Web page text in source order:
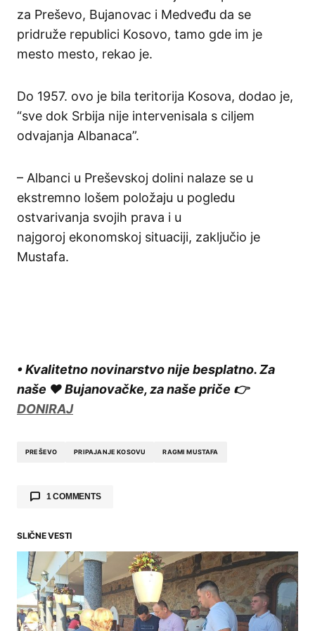
za Preševo, Bujanovac i Medveđu da se
pridruže republici Kosovo, tamo gde im je
mesto mesto, rekao je.
Do 1957. ovo je bila teritorija Kosova, dodao je,
“sve dok Srbija nije intervenisala s ciljem
odvajanja Albanaca”.
– Albanci u Preševskoj dolini nalaze se u
ekstremno lošem položaju u pogledu
ostvarivanja svojih prava i u
najgoroj ekonomskoj situaciji, zaključio je
Mustafa.
• Kvalitetno novinarstvo nije besplatno. Za
naše ❤️ Bujanovačke, za naše priče 👉
DONIRAJ
PREŠEVO PRIPAJANJE KOSOVU RAGMI MUSTAFA
1 COMMENTS
Kuranu,licemrstvo je jedna od najgorih pojava u
ljudskom ponasanju. Ove izjave su jos jedan
veliki dokaz da je to tako. Kada ste neka
opozicija i nemate bas nista da ponudite svojim
SLIČNE VESTI